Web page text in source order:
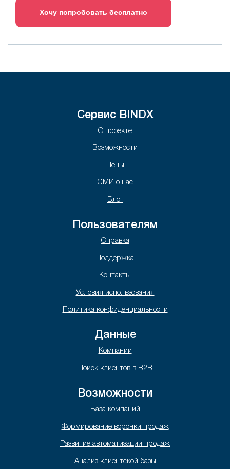
Хочу попробовать бесплатно
Сервис BINDX
О проекте
Возможности
Цены
СМИ о нас
Блог
Пользователям
Справка
Поддержка
Контакты
Условия использования
Политика конфиденциальности
Данные
Компании
Поиск клиентов в B2B
Возможности
База компаний
Формирование воронки продаж
Развитие автоматизации продаж
Анализ клиентской базы